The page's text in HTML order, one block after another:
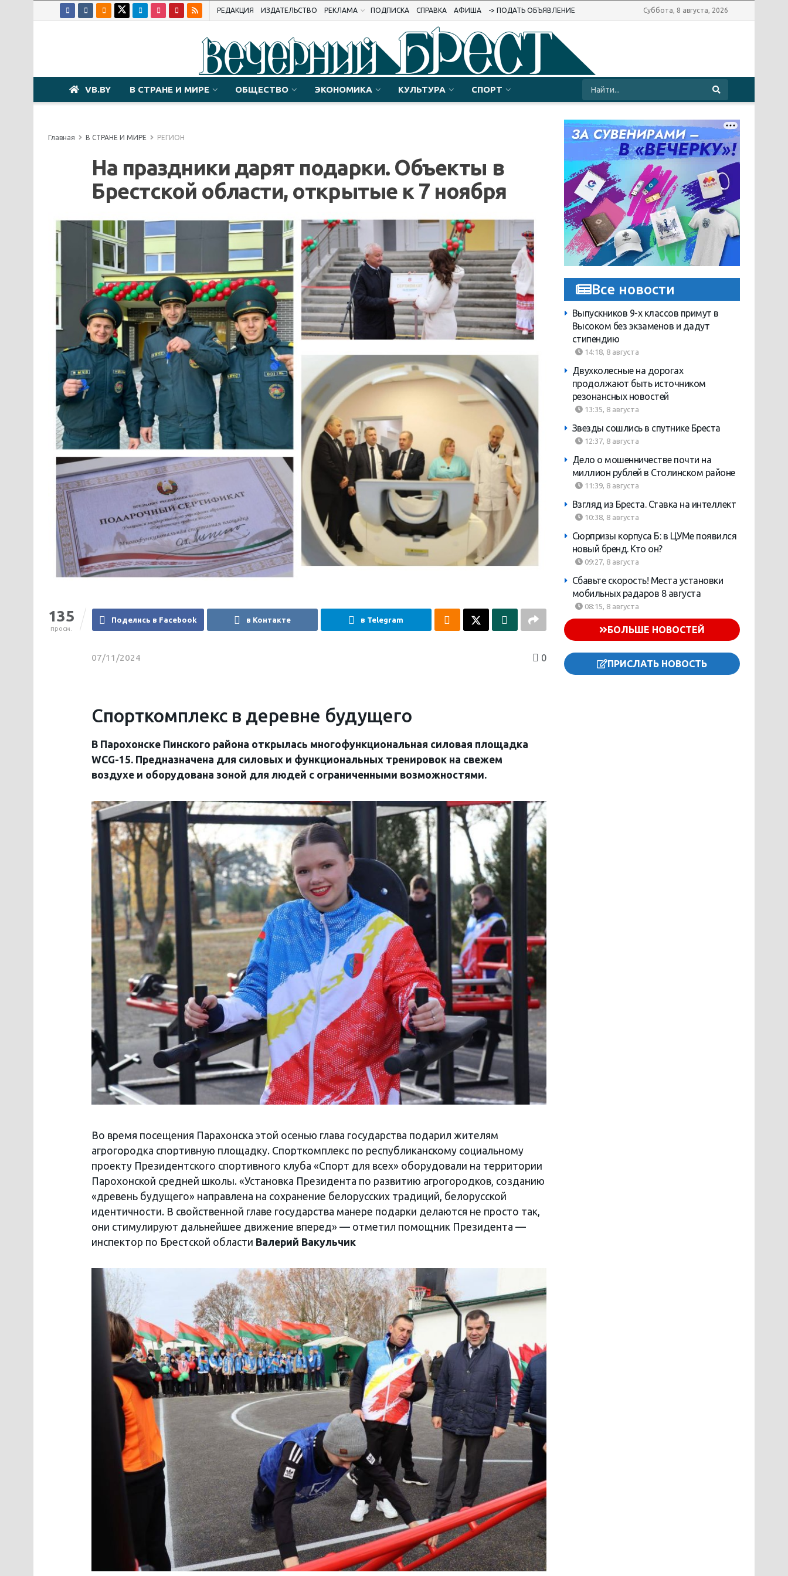
РЕДАКЦИЯ ИЗДАТЕЛЬСТВО РЕКЛАМА ПОДПИСКА СПРАВКА АФИША -> ПОДАТЬ ОБЪЯВЛЕНИЕ Суббота, 8 августа, 2026
VB.BY В СТРАНЕ И МИРЕ ОБЩЕСТВО ЭКОНОМИКА КУЛЬТУРА СПОРТ
Главная В СТРАНЕ И МИРЕ РЕГИОН
На праздники дарят подарки. Объекты в
Брестской области, открытые к 7 ноября
135
просм.
Поделись в Facebook в Контакте в Telegram
07/11/2024 0
Спорткомплекс в деревне будущего
В Парохонске Пинского района открылась многофункциональная силовая площадка
WCG-15. Предназначена для силовых и функциональных тренировок на свежем
воздухе и оборудована зоной для людей с ограниченными возможностями.
Во время посещения Парахонска этой осенью глава государства подарил жителям
агрогородка спортивную площадку. Спорткомплекс по республиканскому социальному
проекту Президентского спортивного клуба «Спорт для всех» оборудовали на территории
Парохонской средней школы. «Установка Президента по развитию агрогородков, созданию
«древень будущего» направлена на сохранение белорусских традиций, белорусской
идентичности. В свойственной главе государства манере подарки делаются не просто так,
они стимулируют дальнейшее движение вперед» — отметил помощник Президента —
инспектор по Брестской области Валерий Вакульчик
Все новости
Выпускников 9-х классов примут в
Высоком без экзаменов и дадут
стипендию
14:18, 8 августа
Двухколесные на дорогах
продолжают быть источником
резонансных новостей
13:35, 8 августа
Звезды сошлись в спутнике Бреста
12:37, 8 августа
Дело о мошенничестве почти на
миллион рублей в Столинском районе
11:39, 8 августа
Взгляд из Бреста. Ставка на интеллект
10:38, 8 августа
Сюрпризы корпуса Б: в ЦУМе появился
новый бренд. Кто он?
09:27, 8 августа
Сбавьте скорость! Места установки
мобильных радаров 8 августа
08:15, 8 августа
БОЛЬШЕ НОВОСТЕЙ
ПРИСЛАТЬ НОВОСТЬ